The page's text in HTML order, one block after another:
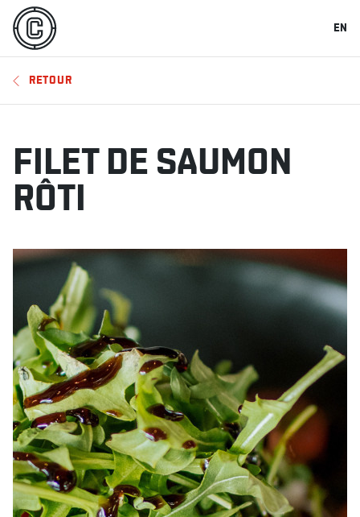
EN
RETOUR
FILET DE SAUMON
RÔTI